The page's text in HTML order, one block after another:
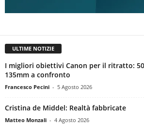
ULTIME NOTIZIE
I migliori obiettivi Canon per il ritratto:
135mm a confronto
Francesco Pecini - 5 Agosto 2026
Cristina de Middel: Realtà fabbricate
Matteo Monzali - 4 Agosto 2026